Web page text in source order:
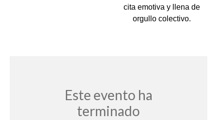
cita emotiva y llena de
orgullo colectivo.
Este evento ha
terminado